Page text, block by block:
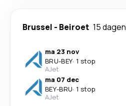
Brussel - Beiroet 15 dagen
ma 23 nov
BRU-BEY· 1 stop
AJet
ma 07 dec
BEY-BRU· 1 stop
AJet